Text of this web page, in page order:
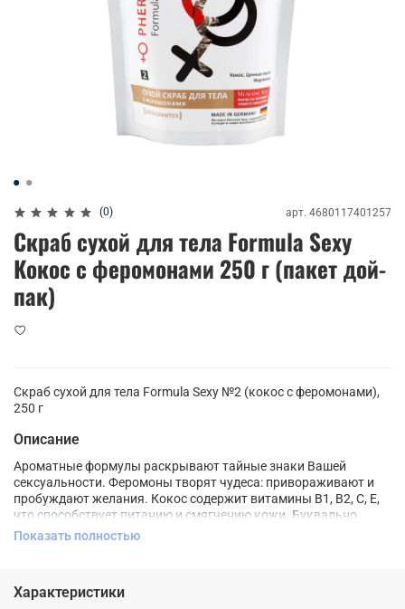
(0) арт. 4680117401257
Скраб сухой для тела Formula Sexy
Кокос с феромонами 250 г (пакет дой-
пак)
Скраб сухой для тела Formula Sexy №2 (кокос с феромонами),
250 г
Описание
Ароматные формулы раскрывают тайные знаки Вашей
сексуальности. Феромоны творят чудеса: привораживают и
пробуждают желания. Кокос содержит витамины В1, В2, С, Е,
что способствует питанию и смягчению кожи. Буквально
после первого применения кожа приобретает удивительную
и раздражения.
Показать полностью
Характеристики